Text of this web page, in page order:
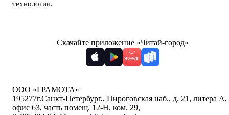
технологии.
Скачайте приложение «Читай-город»
ООО «ГРАМОТА»
195277г.Санкт-Петербург,, Пироговская наб., д. 21, литера А,
офис 63, часть помещ. 12-Н, ком. 29,